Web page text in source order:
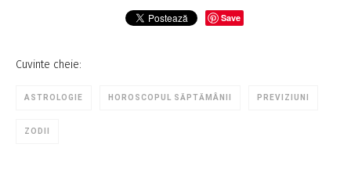
Save
Cuvinte cheie:
ASTROLOGIE HOROSCOPUL SĂPTĂMÂNII PREVIZIUNI
ZODII